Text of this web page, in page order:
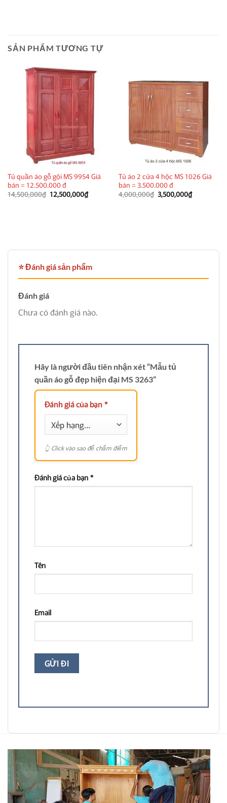
SẢN PHẨM TƯƠNG TỰ
Tủ quần áo gỗ gội MS 9954 Giá
bán = 12.500.000 đ
14,500,000₫ Giá
gốc
12,500,000₫Giá
hiện
Tủ áo 2 cửa 4 hộc MS 1026 Giá
bán = 3.500.000 đ
4,000,000₫ Giá
gốc
3,500,000₫Giá
hiện
⭐ Đánh giá sản phẩm
Đánh giá
Chưa có đánh giá nào.
Hãy là người đầu tiên nhận xét “Mẫu tủ
quần áo gỗ đẹp hiện đại MS 3263”
Đánh giá của bạn*
Đánh giá của bạn*
Tên
Email